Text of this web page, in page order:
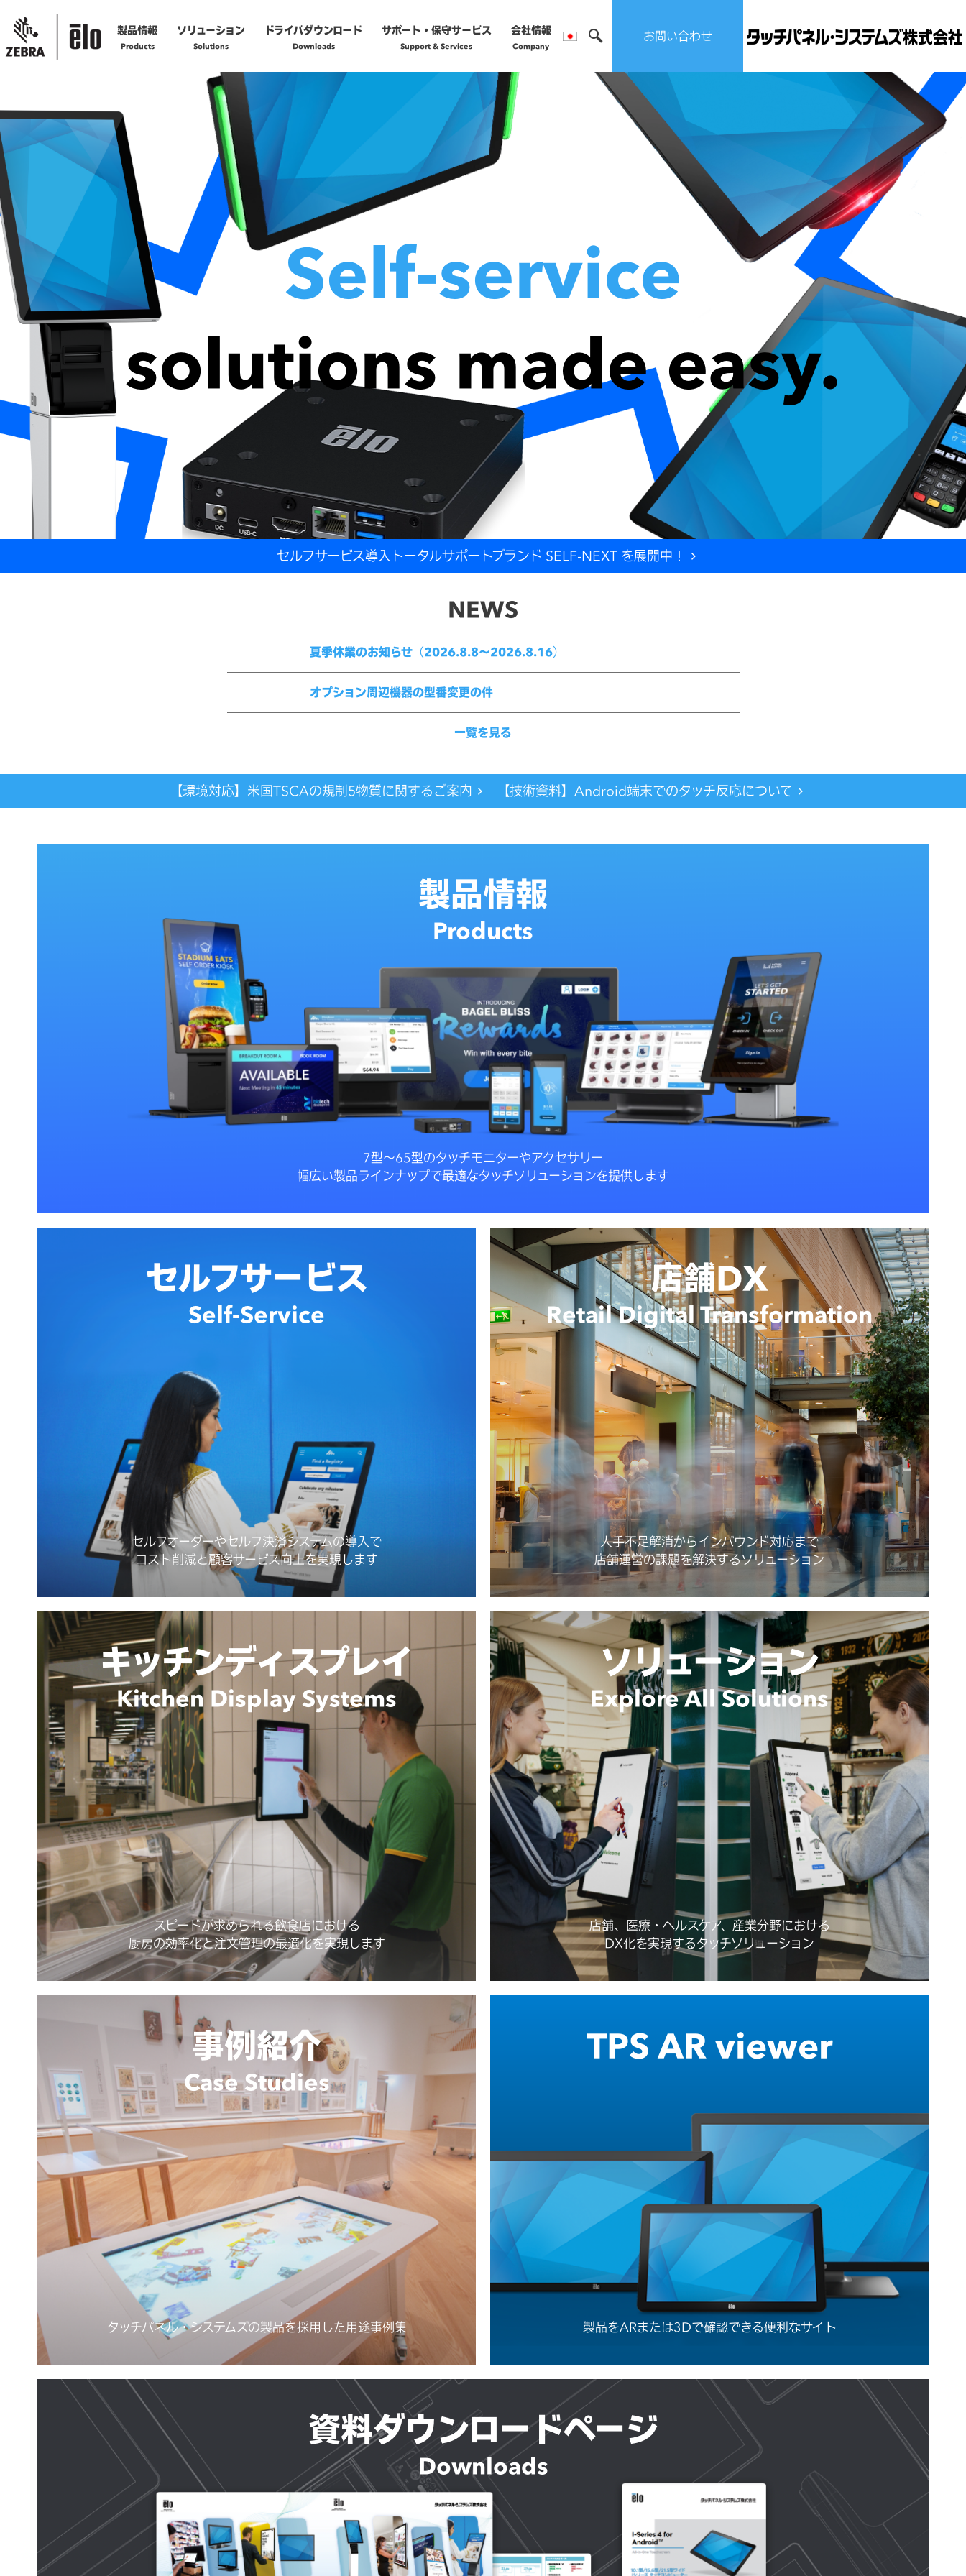
製品情報
Products
ソリューション
Solutions
ドライバダウンロード
Downloads
サポート・保守サービス
Support & Services
会社情報
Company
お問い合わせ
製品の技術的なお問い合わせ
お問い合わせフォームへ
製品の修理に関するご依頼
修理依頼フォームへ
製品のご購入や保守サービスについて
営業部へお問い合わせ
正規販売代理店
Self-service
solutions made easy.
セルフサービス導入トータルサポートブランド SELF-NEXT を展開中！
NEWS
夏季休業のお知らせ（2026.8.8～2026.8.16）
オプション周辺機器の型番変更の件
一覧を見る
【環境対応】米国TSCAの規制5物質に関するご案内 【技術資料】Android端末でのタッチ反応について
製品情報
Products
7型～65型のタッチモニターやアクセサリー
幅広い製品ラインナップで最適なタッチソリューションを提供します
セルフサービス
Self-Service
セルフオーダーやセルフ決済システムの導入で
コスト削減と顧客サービス向上を実現します
店舗DX
Retail Digital Transformation
人手不足解消からインバウンド対応まで
店舗運営の課題を解決するソリューション
キッチンディスプレイ
Kitchen Display Systems
スピードが求められる飲食店における
厨房の効率化と注文管理の最適化を実現します
ソリューション
Explore All Solutions
店舗、医療・ヘルスケア、産業分野における
DX化を実現するタッチソリューション
事例紹介
Case Studies
タッチパネル・システムズの製品を採用した用途事例集
TPS AR viewer
製品をARまたは3Dで確認できる便利なサイト
資料ダウンロードページ
Downloads